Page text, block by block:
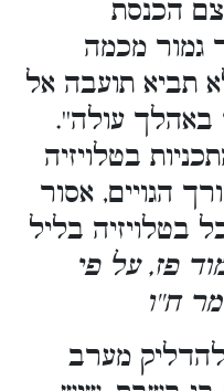
הכנסת
גמור מכמה
תביא תועבה אל
באהלך עולה''.
בטלויזיה
הגויים, אסור
בטלויזיה בליל
פז, על פי
ח''ו
מערב